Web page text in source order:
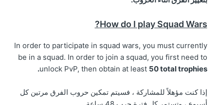
How do I play Squad Wars?
In order to participate in squad wars, you must currently
be in a squad. In order to join a squad, you first need to
unlock PvP, then obtain at least 50 total trophies.
إذا كنت مؤهلاً للمشاركة ، فسيتم تمكين حروب الفرق مرتين كل